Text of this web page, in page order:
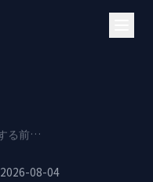
ChatGPT研修を発注する前に｜ツール特化研修で確認すべき5点【2026】
2026-08-04